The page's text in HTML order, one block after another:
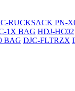
RUCKSACK PN-
1X BAG HDJ-HC02
BAG DJC-FLTRZX